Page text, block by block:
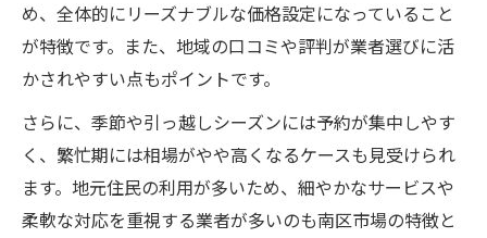
め、全体的にリーズナブルな価格設定になっていること
が特徴です。また、地域の口コミや評判が業者選びに活
かされやすい点もポイントです。
さらに、季節や引っ越しシーズンには予約が集中しやす
く、繁忙期には相場がやや高くなるケースも見受けられ
ます。地元住民の利用が多いため、細やかなサービスや
柔軟な対応を重視する業者が多いのも南区市場の特徴と